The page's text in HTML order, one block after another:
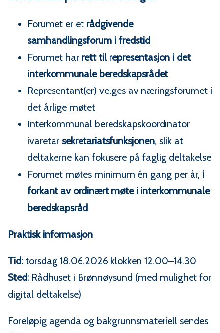
Forumet er et rådgivende
samhandlingsforum i fredstid
Forumet har rett til representasjon i det
interkommunale beredskapsrådet
Representant(er) velges av næringsforumet i
det årlige møtet
Interkommunal beredskapskoordinator
ivaretar sekretariatsfunksjonen, slik at
deltakerne kan fokusere på faglig deltakelse
Forumet møtes minimum én gang per år, i
forkant av ordinært møte i interkommunale
beredskapsråd
Praktisk informasjon
Tid: torsdag 18.06.2026 klokken 12.00–14.30
Sted: Rådhuset i Brønnøysund (med mulighet for
digital deltakelse)
Foreløpig agenda og bakgrunnsmateriell sendes